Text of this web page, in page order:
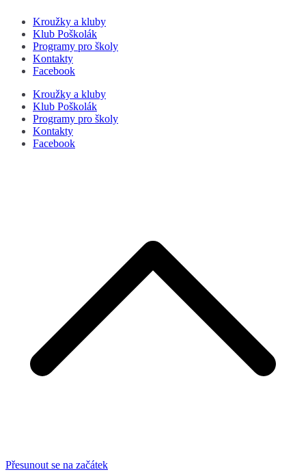
Kroužky a kluby
Klub Poškolák
Programy pro školy
Kontakty
Facebook
Kroužky a kluby
Klub Poškolák
Programy pro školy
Kontakty
Facebook
Přesunout se na začátek